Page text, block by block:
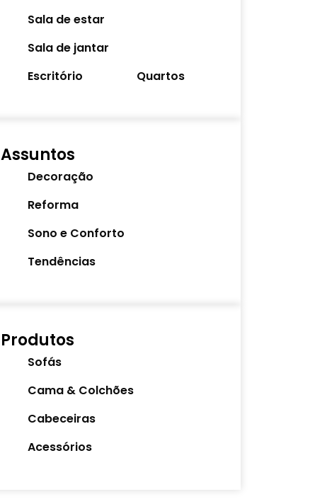
Sala de estar
Sala de jantar
Escritório
Quartos
Assuntos
Decoração
Reforma
Sono e Conforto
Tendências
Produtos
Sofás
Cama & Colchões
Cabeceiras
Acessórios